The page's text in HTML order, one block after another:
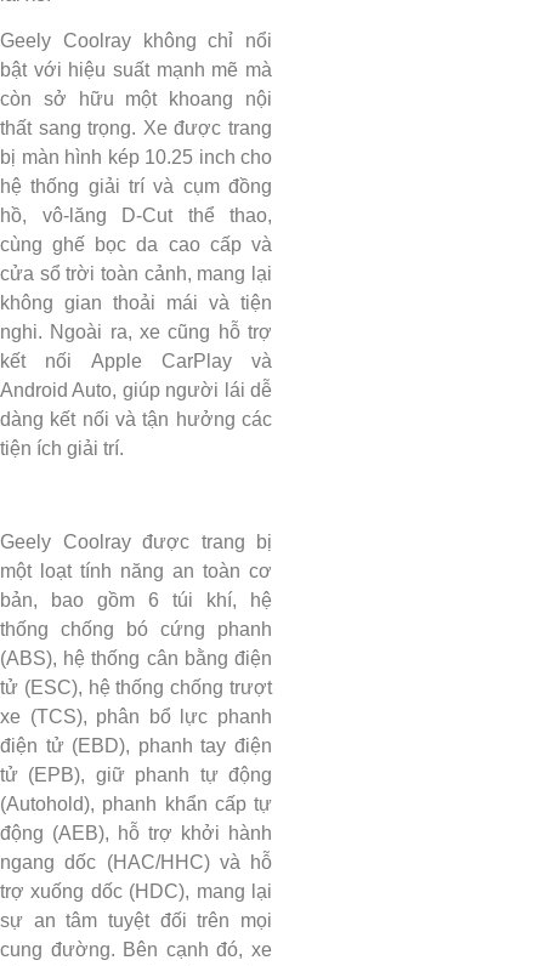
Geely Coolray không chỉ nổi
bật với hiệu suất mạnh mẽ mà
còn sở hữu một khoang nội
thất sang trọng. Xe được trang
bị màn hình kép 10.25 inch cho
hệ thống giải trí và cụm đồng
hồ, vô-lăng D-Cut thể thao,
cùng ghế bọc da cao cấp và
cửa sổ trời toàn cảnh, mang lại
không gian thoải mái và tiện
nghi. Ngoài ra, xe cũng hỗ trợ
kết nối Apple CarPlay và
Android Auto, giúp người lái dễ
dàng kết nối và tận hưởng các
tiện ích giải trí.
Geely Coolray được trang bị
một loạt tính năng an toàn cơ
bản, bao gồm 6 túi khí, hệ
thống chống bó cứng phanh
(ABS), hệ thống cân bằng điện
tử (ESC), hệ thống chống trượt
xe (TCS), phân bổ lực phanh
điện tử (EBD), phanh tay điện
tử (EPB), giữ phanh tự động
(Autohold), phanh khẩn cấp tự
động (AEB), hỗ trợ khởi hành
ngang dốc (HAC/HHC) và hỗ
trợ xuống dốc (HDC), mang lại
sự an tâm tuyệt đối trên mọi
cung đường. Bên cạnh đó, xe